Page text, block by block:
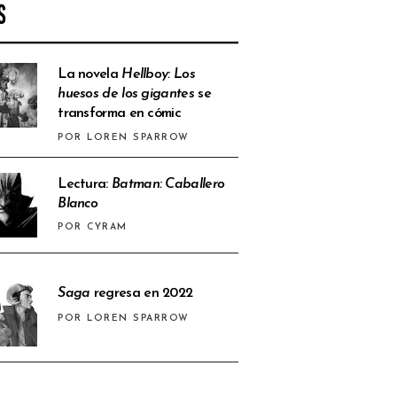
La novela Hellboy: Los
huesos de los gigantesse
transforma en cómic
POR LOREN SPARROW
Lectura: Batman: Caballero
Blanco
POR CYRAM
Saga regresa en 2022
POR LOREN SPARROW